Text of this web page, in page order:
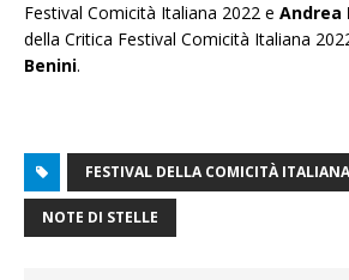
Festival Comicità Italiana 2022 e Andrea
della Critica Festival Comicità Italiana
Benini.
FESTIVAL DELLA COMICITÀ ITALIANA
NOTE DI STELLE